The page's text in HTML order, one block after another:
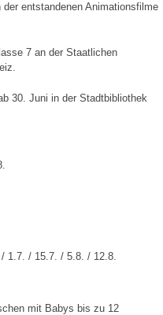
entstandenen Animationsfilme
7 an der Staatlichen
30. Juni in der Stadtbibliothek
1.7. / 15.7. / 5.8. / 12.8.
mit Babys bis zu 12